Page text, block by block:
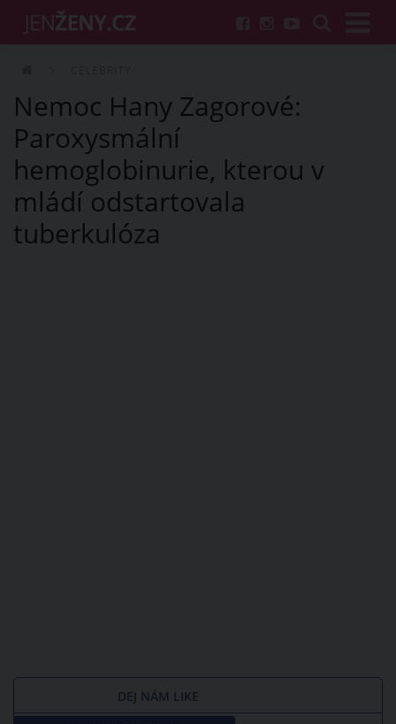
Nemoc Hany Zagorové:
Paroxysmální
hemoglobinurie, kterou v
mládí odstartovala
tuberkulóza
DEJ NÁM LIKE